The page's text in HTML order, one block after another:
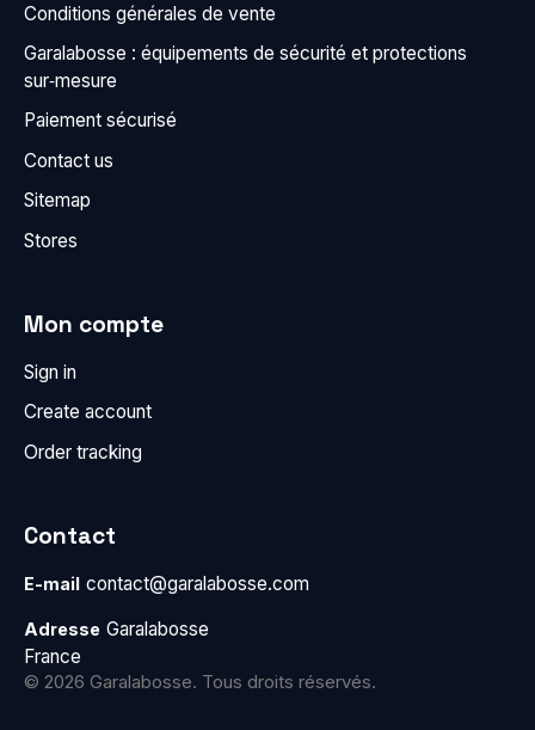
Conditions générales de vente
Garalabosse : équipements de sécurité et protections
sur‑mesure
Paiement sécurisé
Contact us
Sitemap
Stores
Mon compte
Sign in
Create account
Order tracking
Contact
E-mail contact@garalabosse.com
Adresse Garalabosse
France
© 2026 Garalabosse. Tous droits réservés.